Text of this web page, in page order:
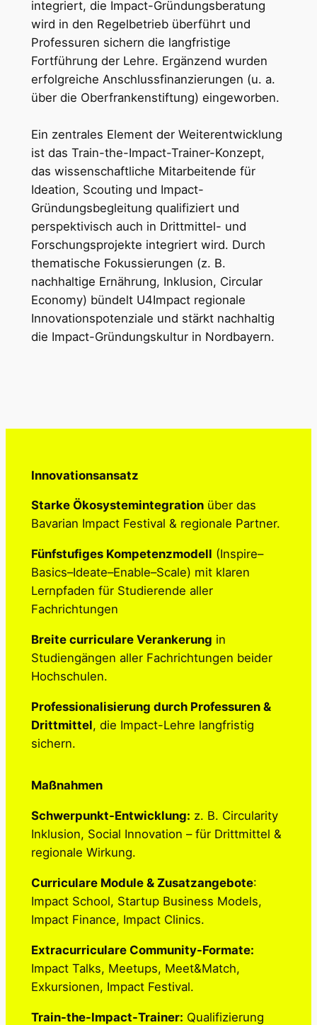
integriert, die Impact-Gründungsberatung
wird in den Regelbetrieb überführt und
Professuren sichern die langfristige
Fortführung der Lehre. Ergänzend wurden
erfolgreiche Anschlussfinanzierungen (u. a.
über die Oberfrankenstiftung) eingeworben.
Ein zentrales Element der Weiterentwicklung
ist das Train-the-Impact-Trainer-Konzept,
das wissenschaftliche Mitarbeitende für
Ideation, Scouting und Impact-
Gründungsbegleitung qualifiziert und
perspektivisch auch in Drittmittel- und
Forschungsprojekte integriert wird. Durch
thematische Fokussierungen (z. B.
nachhaltige Ernährung, Inklusion, Circular
Economy) bündelt U4Impact regionale
Innovationspotenziale und stärkt nachhaltig
die Impact-Gründungskultur in Nordbayern.
Innovationsansatz
Starke Ökosystemintegrationüber das
Bavarian Impact Festival & regionale Partner.
Fünfstufiges Kompetenzmodell (Inspire–
Basics–Ideate–Enable–Scale) mit klaren
Lernpfaden für Studierende aller
Fachrichtungen
Breite curriculare Verankerung in
Studiengängen aller Fachrichtungen beider
Hochschulen.
Professionalisierung durch Professuren &
Drittmittel, die Impact-Lehre langfristig
sichern.
Maßnahmen
Schwerpunkt-Entwicklung: z. B. Circularity
Inklusion, Social Innovation – für Drittmittel &
regionale Wirkung.
Curriculare Module & Zusatzangebote:
Impact School, Startup Business Models,
Impact Finance, Impact Clinics.
Extracurriculare Community-Formate:
Impact Talks, Meetups, Meet&Match,
Exkursionen, Impact Festival.
Train-the-Impact-Trainer: Qualifizierung